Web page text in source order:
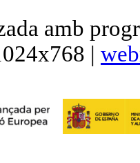
amb
|